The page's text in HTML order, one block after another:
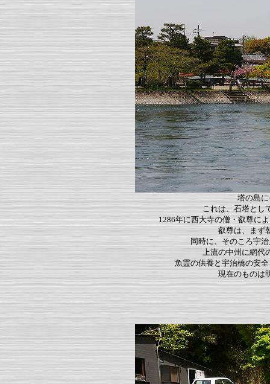
塔の島
これは、石塔とし
1286年に西大寺の僧・叡尊に
叡尊は、まず
同時に、そのころ宇
上流の中州に網代
魚霊の供養と宇治橋の安
現在のものは